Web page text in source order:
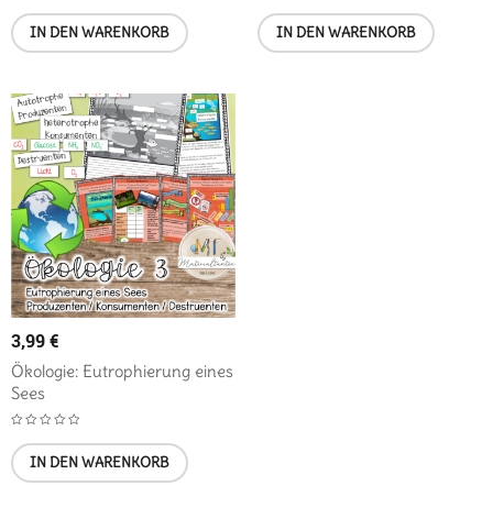
IN DEN WARENKORB IN DEN WARENKORB
3,99€
Ökologie: Eutrophierung eines
Sees
IN DEN WARENKORB